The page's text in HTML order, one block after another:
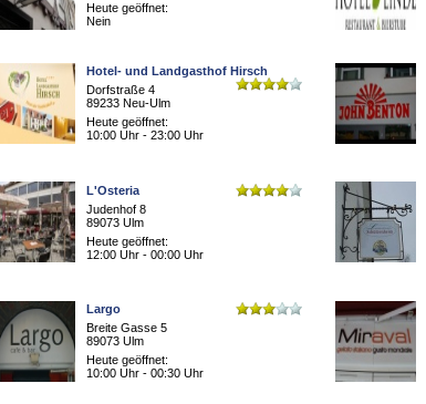
Heute geöffnet:
Nein
Hotel- und Landgasthof Hirsch
Dorfstraße 4
89233 Neu-Ulm
Heute geöffnet:
10:00 Uhr - 23:00 Uhr
L'Osteria
Judenhof 8
89073 Ulm
Heute geöffnet:
12:00 Uhr - 00:00 Uhr
Largo
Breite Gasse 5
89073 Ulm
Heute geöffnet:
10:00 Uhr - 00:30 Uhr